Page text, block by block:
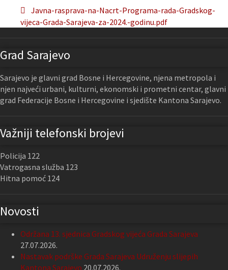
Javna-rasprava-na-Nacrt-Programa-rada-Gradskog-
vijeca-Grada-Sarajeva-za-2024.-godinu.pdf
Grad Sarajevo
Sarajevo je glavni grad Bosne i Hercegovine, njena metropola i
njen najveći urbani, kulturni, ekonomski i prometni centar, glavni
grad Federacije Bosne i Hercegovine i sjedište Kantona Sarajevo.
Važniji telefonski brojevi
Policija 122
Vatrogasna služba 123
Hitna pomoć 124
Novosti
Održana 13. sjednica Gradskog vijeća Grada Sarajeva
27.07.2026.
Nastavak podrške Grada Sarajeva Udruženju slijepih
Kantona Sarajevo 20.07.2026.